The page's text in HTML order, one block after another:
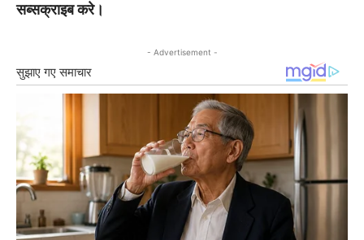
सब्सक्राइब करे।
- Advertisement -